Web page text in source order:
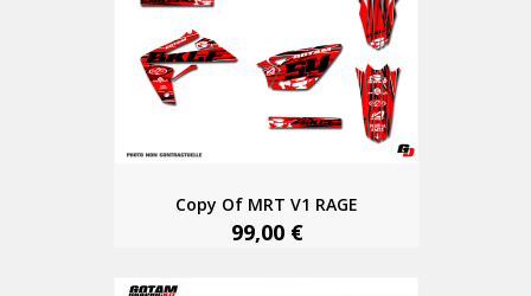
Copy Of MRT V1 RAGE
99,00 €